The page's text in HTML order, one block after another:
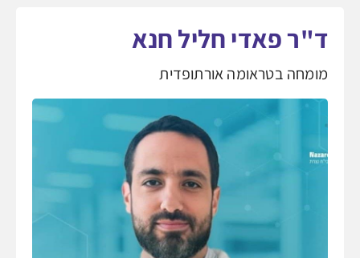
ד"ר פאדי חליל חנא
מומחה בטראומה אורתופדית